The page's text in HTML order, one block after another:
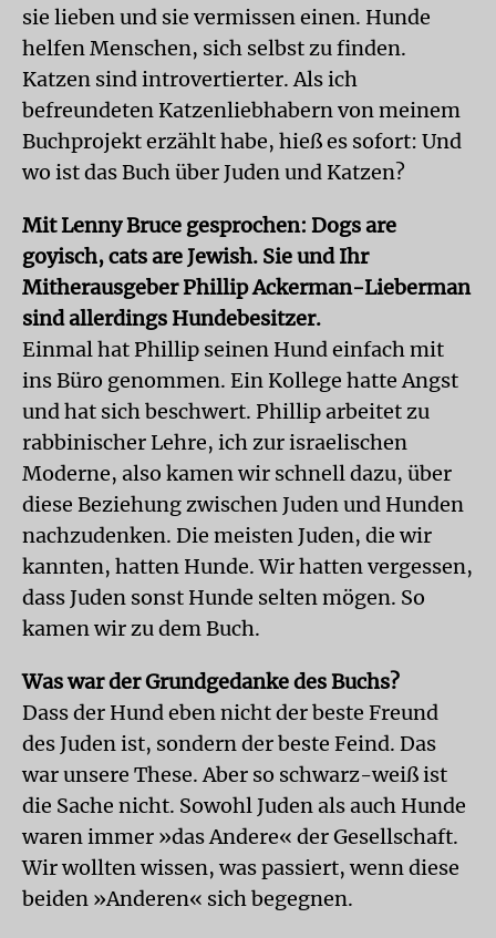
sie lieben und sie vermissen einen. Hunde
helfen Menschen, sich selbst zu finden.
Katzen sind introvertierter. Als ich
befreundeten Katzenliebhabern von meinem
Buchprojekt erzählt habe, hieß es sofort: Und
wo ist das Buch über Juden und Katzen?
Mit Lenny Bruce gesprochen: Dogs are
goyisch, cats are Jewish. Sie und Ihr
Mitherausgeber Phillip Ackerman-Lieberman
sind allerdings Hundebesitzer.
Einmal hat Phillip seinen Hund einfach mit
ins Büro genommen. Ein Kollege hatte Angst
und hat sich beschwert. Phillip arbeitet zu
rabbinischer Lehre, ich zur israelischen
Moderne, also kamen wir schnell dazu, über
diese Beziehung zwischen Juden und Hunden
nachzudenken. Die meisten Juden, die wir
kannten, hatten Hunde. Wir hatten vergessen,
dass Juden sonst Hunde selten mögen. So
kamen wir zu dem Buch.
Was war der Grundgedanke des Buchs?
Dass der Hund eben nicht der beste Freund
des Juden ist, sondern der beste Feind. Das
war unsere These. Aber so schwarz-weiß ist
die Sache nicht. Sowohl Juden als auch Hunde
waren immer »das Andere« der Gesellschaft.
Wir wollten wissen, was passiert, wenn diese
beiden »Anderen« sich begegnen.